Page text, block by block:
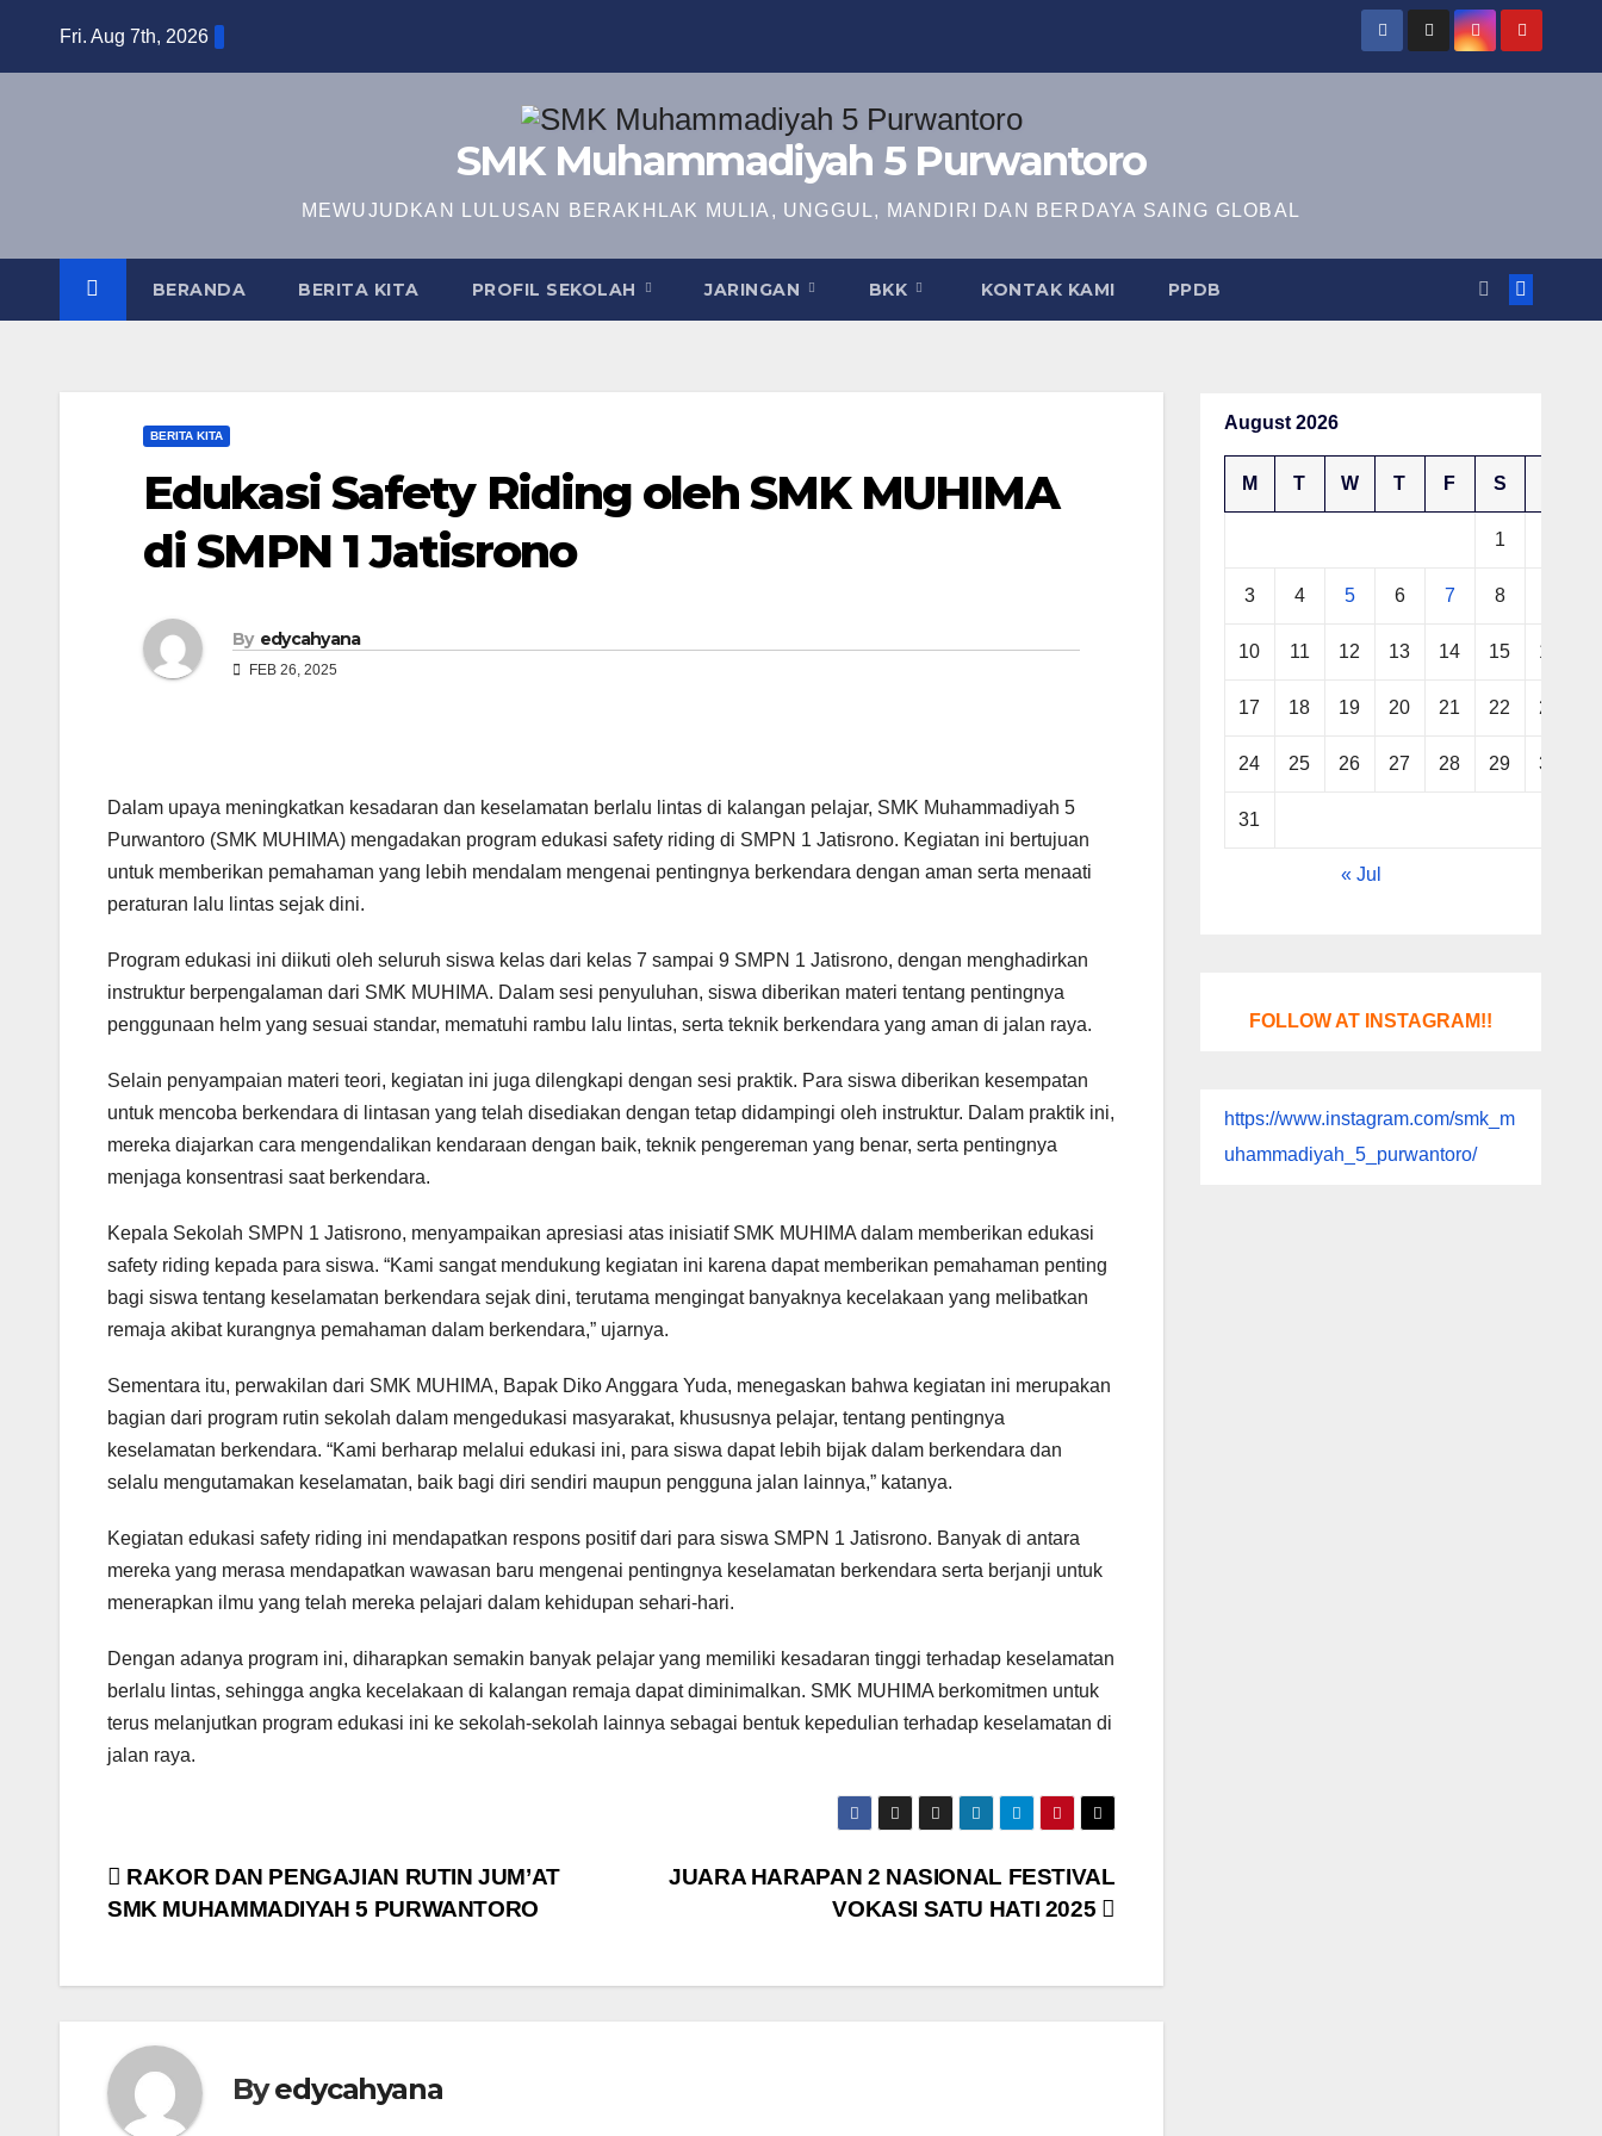
Fri. Aug 7th, 2026
SMK Muhammadiyah 5 Purwantoro
MEWUJUDKAN LULUSAN BERAKHLAK MULIA, UNGGUL, MANDIRI DAN BERDAYA SAING GLOBAL
BERANDA BERITA KITA PROFIL SEKOLAH JARINGAN BKK KONTAK KAMI PPDB
BERITA KITA
Edukasi Safety Riding oleh SMK MUHIMA
di SMPN 1 Jatisrono
By edycahyana
FEB 26, 2025
Dalam upaya meningkatkan kesadaran dan keselamatan berlalu lintas di kalangan pelajar, SMK Muhammadiyah 5
Purwantoro (SMK MUHIMA) mengadakan program edukasi safety riding di SMPN 1 Jatisrono. Kegiatan ini bertujuan
untuk memberikan pemahaman yang lebih mendalam mengenai pentingnya berkendara dengan aman serta menaati
peraturan lalu lintas sejak dini.
Program edukasi ini diikuti oleh seluruh siswa kelas dari kelas 7 sampai 9 SMPN 1 Jatisrono, dengan menghadirkan
instruktur berpengalaman dari SMK MUHIMA. Dalam sesi penyuluhan, siswa diberikan materi tentang pentingnya
penggunaan helm yang sesuai standar, mematuhi rambu lalu lintas, serta teknik berkendara yang aman di jalan raya.
Selain penyampaian materi teori, kegiatan ini juga dilengkapi dengan sesi praktik. Para siswa diberikan kesempatan
untuk mencoba berkendara di lintasan yang telah disediakan dengan tetap didampingi oleh instruktur. Dalam praktik ini,
mereka diajarkan cara mengendalikan kendaraan dengan baik, teknik pengereman yang benar, serta pentingnya
menjaga konsentrasi saat berkendara.
Kepala Sekolah SMPN 1 Jatisrono, menyampaikan apresiasi atas inisiatif SMK MUHIMA dalam memberikan edukasi
safety riding kepada para siswa. “Kami sangat mendukung kegiatan ini karena dapat memberikan pemahaman penting
bagi siswa tentang keselamatan berkendara sejak dini, terutama mengingat banyaknya kecelakaan yang melibatkan
remaja akibat kurangnya pemahaman dalam berkendara,” ujarnya.
Sementara itu, perwakilan dari SMK MUHIMA, Bapak Diko Anggara Yuda, menegaskan bahwa kegiatan ini merupakan
bagian dari program rutin sekolah dalam mengedukasi masyarakat, khususnya pelajar, tentang pentingnya
keselamatan berkendara. “Kami berharap melalui edukasi ini, para siswa dapat lebih bijak dalam berkendara dan
selalu mengutamakan keselamatan, baik bagi diri sendiri maupun pengguna jalan lainnya,” katanya.
Kegiatan edukasi safety riding ini mendapatkan respons positif dari para siswa SMPN 1 Jatisrono. Banyak di antara
mereka yang merasa mendapatkan wawasan baru mengenai pentingnya keselamatan berkendara serta berjanji untuk
menerapkan ilmu yang telah mereka pelajari dalam kehidupan sehari-hari.
Dengan adanya program ini, diharapkan semakin banyak pelajar yang memiliki kesadaran tinggi terhadap keselamatan
berlalu lintas, sehingga angka kecelakaan di kalangan remaja dapat diminimalkan. SMK MUHIMA berkomitmen untuk
terus melanjutkan program edukasi ini ke sekolah-sekolah lainnya sebagai bentuk kepedulian terhadap keselamatan di
jalan raya.
Post
JUARA HARAPAN 2 NASIONAL FESTIVAL
VOKASI SATU HATI 2025
RAKOR DAN PENGAJIAN RUTIN JUM’AT
SMK MUHAMMADIYAH 5 PURWANTORO
Byedycahyana
August 2026
M T W T F S
1
3 4 5 6 7 8
10 11 12 13 14 15 16
17 18 19 20 21 22 23
24 25 26 27 28 29 30
31
« Jul
FOLLOW AT INSTAGRAM!!
https://www.instagram.com/smk_m
uhammadiyah_5_purwantoro/